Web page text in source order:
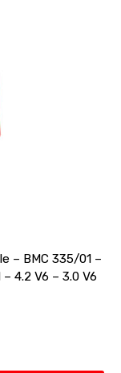
– BMC 335/01 –
4.2 V6 – 3.0 V6